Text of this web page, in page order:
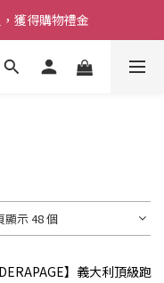
獲得購物禮金
顯示 48 個